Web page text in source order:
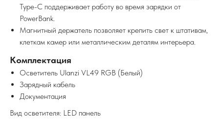
Type-C поддерживает работу во время зарядки от
PowerBank.
Магнитный держатель позволяет крепить свет к штативам,
клеткам камер или металлическим деталям интерьера.
Комплектация
Осветитель Ulanzi VL49 RGB (Белый)
Зарядный кабель
Документация
Вид осветителя: LED панель